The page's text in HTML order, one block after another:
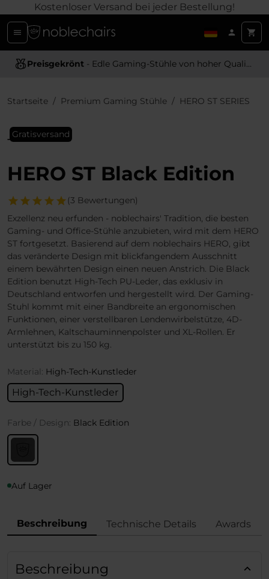
Kostenloser Versand bei jeder Bestellung!
Preisgekrönt - Edle Gaming-Stühle von hoher Qualität
Startseite Premium Gaming Stühle HERO ST SERIES
Gratisversand
HERO ST Black Edition
(3 Bewertungen)
Exzellenz neu erfunden - noblechairs' Tradition, die besten
Gaming- und Office-Stühle anzubieten, wird mit dem HERO
ST fortgesetzt. Basierend auf dem noblechairs HERO, gibt
das veränderte Design mit blickfangendem Ausschnitt
einem bewährten Design einen neuen Anstrich. Die Black
Edition benutzt High-Tech PU-Leder, das exklusiv in
Deutschland entworfen und hergestellt wird. Der Gaming-
Stuhl kommt mit einer Bandbreite an ergonomischen
Funktionen, einer verstellbaren Lendenwirbelstütze, 4D-
Armlehnen, Kaltschauminnenpolster und XL-Rollen. Er
unterstützt bis zu 150 kg.
Material: High-Tech-Kunstleder
High-Tech-Kunstleder
Farbe / Design: Black Edition
Auf Lager
Beschreibung Technische Details Awards
Beschreibung